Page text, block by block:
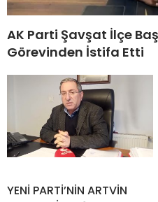
AK Parti Şavşat İlçe
Görevinden İstifa Etti
YENİ PARTİ’NİN ARTVİN